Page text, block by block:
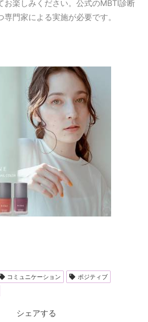
お楽しみください。公式のMBTI診断
門家による実施が必要です。
コミュニケーション
ポジティブ
シェアする